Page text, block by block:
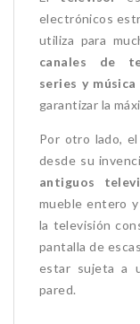
electrónicos
utiliza para
canales de
series y
garantizar la
Por otro lado,
desde su
antiguos
mueble entero
la televisión
pantalla de
estar sujeta a
pared.